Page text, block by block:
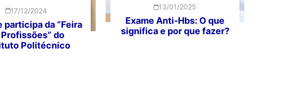
13/01/2025
Exame Anti-Hbs: O que
significa e por que fazer?
17/12/2024
participa da “Feira
do
Politécnico